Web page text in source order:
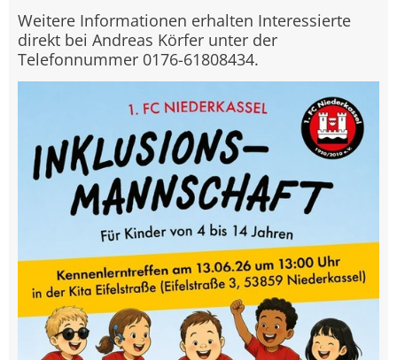
Weitere Informationen erhalten Interessierte
direkt bei Andreas Körfer unter der
Telefonnummer 0176-61808434.